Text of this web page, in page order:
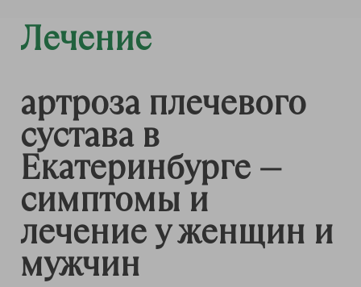
Лечение
артроза плечевого
сустава в
Екатеринбурге —
симптомы и
лечение у женщин и
мужчин